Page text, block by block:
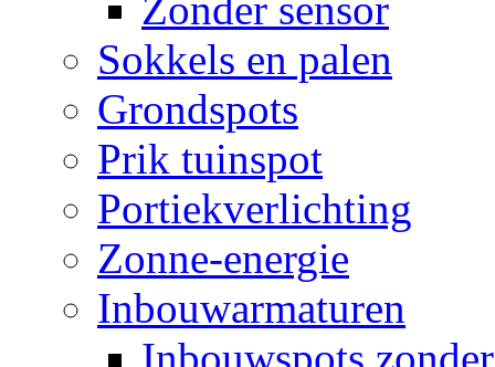
Sokkels en palen
Grondspots
Prik tuinspot
Portiekverlichting
Zonne-energie
Inbouwarmaturen
Inbouwspots